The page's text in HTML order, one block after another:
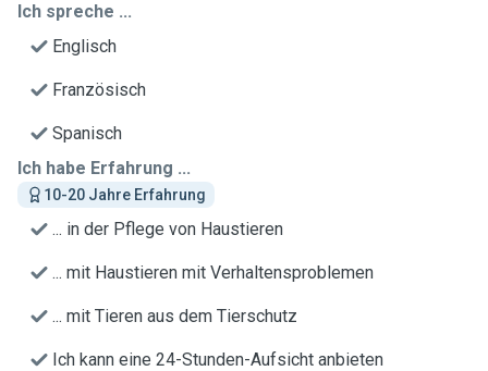
Ich spreche ...
Englisch
Französisch
Spanisch
Ich habe Erfahrung ...
10-20 Jahre Erfahrung
... in der Pflege von Haustieren
... mit Haustieren mit Verhaltensproblemen
... mit Tieren aus dem Tierschutz
Ich kann eine 24-Stunden-Aufsicht anbieten